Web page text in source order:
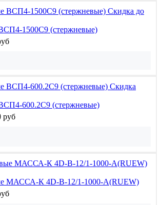
Скидка до
1500С9 (стержневые)
Скидка
600.2С9 (стержневые)
руб
МАССА-К 4D-B-12/1-1000-A(RUEW)